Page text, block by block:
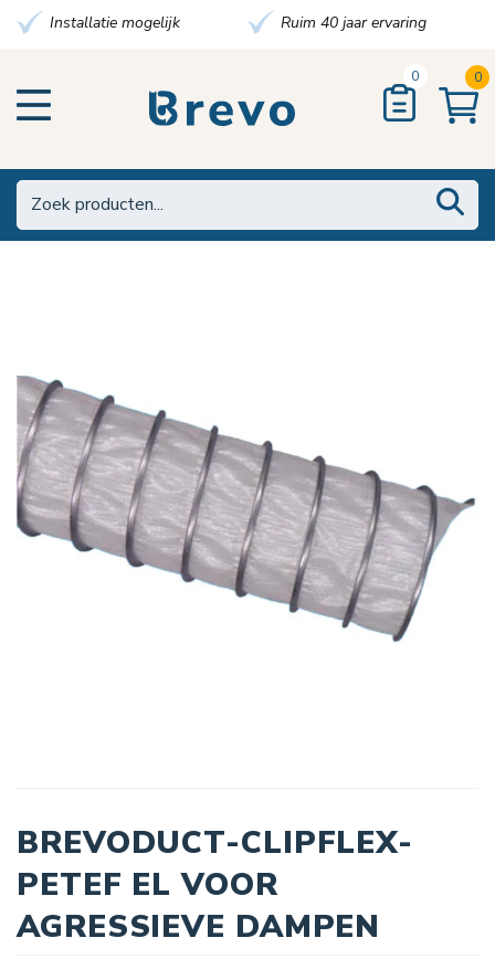
Installatie mogelijk Ruim 40 jaar ervaring
0 0
BREVODUCT-CLIPFLEX-
PETEF EL VOOR
AGRESSIEVE DAMPEN